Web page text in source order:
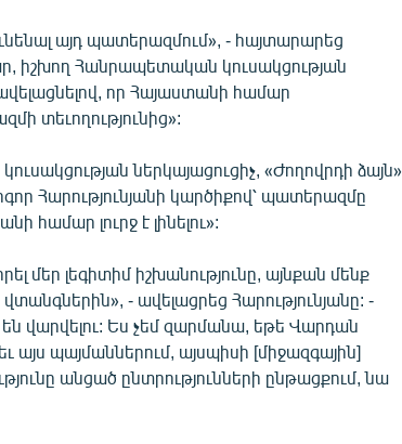
այդ պատերազմում», - հայտարարեց
իշխող Հանրապետական կուսակցության
որ Հայաստանի համար
տեւողությունից»:
ներկայացուցիչ, «Ժողովրդի ձայն»
Հարությունյանի կարծիքով՝ պատերազմը
համար լուրջ է լինելու»:
մեր լեգիտիմ իշխանությունը, այնքան մենք
- ավելացրեց Հարությունյանը: -
վարվելու: Ես չեմ զարմանա, եթե Վարդան
պայմաններում, այսպիսի [միջազգային]
անցած ընտրությունների ընթացքում, նա